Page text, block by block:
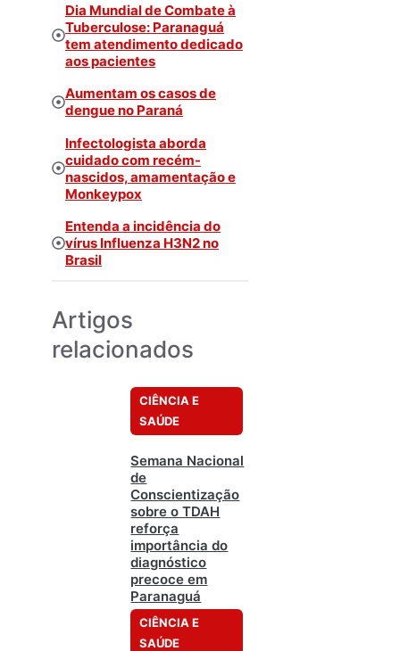
Dia Mundial de Combate à
Tuberculose: Paranaguá
tem atendimento dedicado
aos pacientes
Aumentam os casos de
dengue no Paraná
Infectologista aborda
cuidado com recém-
nascidos, amamentação e
Monkeypox
Entenda a incidência do
vírus Influenza H3N2 no
Brasil
Artigos
relacionados
CIÊNCIA E
SAÚDE
Semana Nacional
de
Conscientização
sobre o TDAH
reforça
importância do
diagnóstico
precoce em
Paranaguá
CIÊNCIA E
SAÚDE